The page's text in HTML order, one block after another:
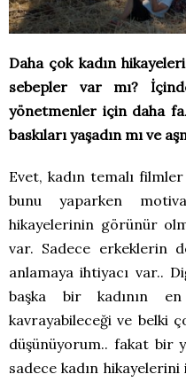
Daha çok kadın
sebepler var mı?
yönetmenler için daha
baskıları yaşadın mı ve
Evet, kadın temalı
bunu yaparken
hikayelerinin görünür
var. Sadece erkeklerin
anlamaya ihtiyacı var..
başka bir kadının
kavrayabileceği ve belki
düşünüyorum.. fakat bir
sadece kadın